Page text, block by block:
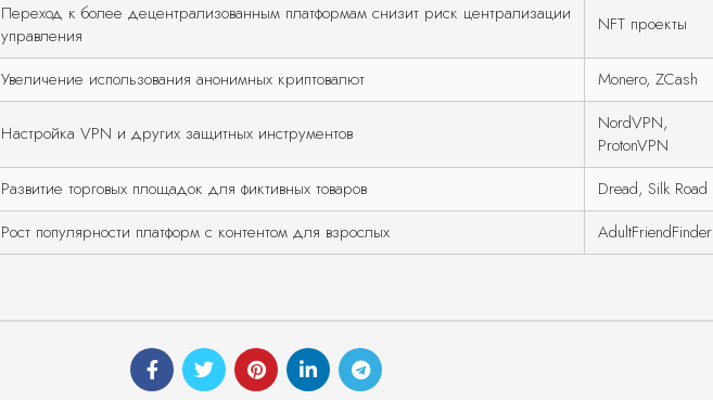
Переход к более децентрализованным платформам снизит риск централизации
управления
NFT проекты
Увеличение использования анонимных криптовалют
Monero, ZCash
Настройка VPN и других защитных инструментов
NordVPN,
ProtonVPN
Развитие торговых площадок для фиктивных товаров
Dread, Silk Road
Рост популярности платформ с контентом для взрослых AdultFriendFinder